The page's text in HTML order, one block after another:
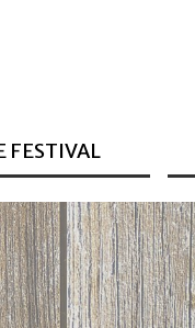
FESTIVAL